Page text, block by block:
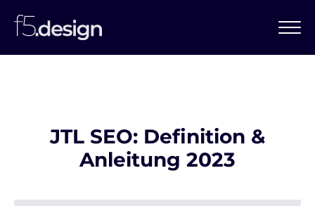
JTL SEO: Definition &
Anleitung 2023